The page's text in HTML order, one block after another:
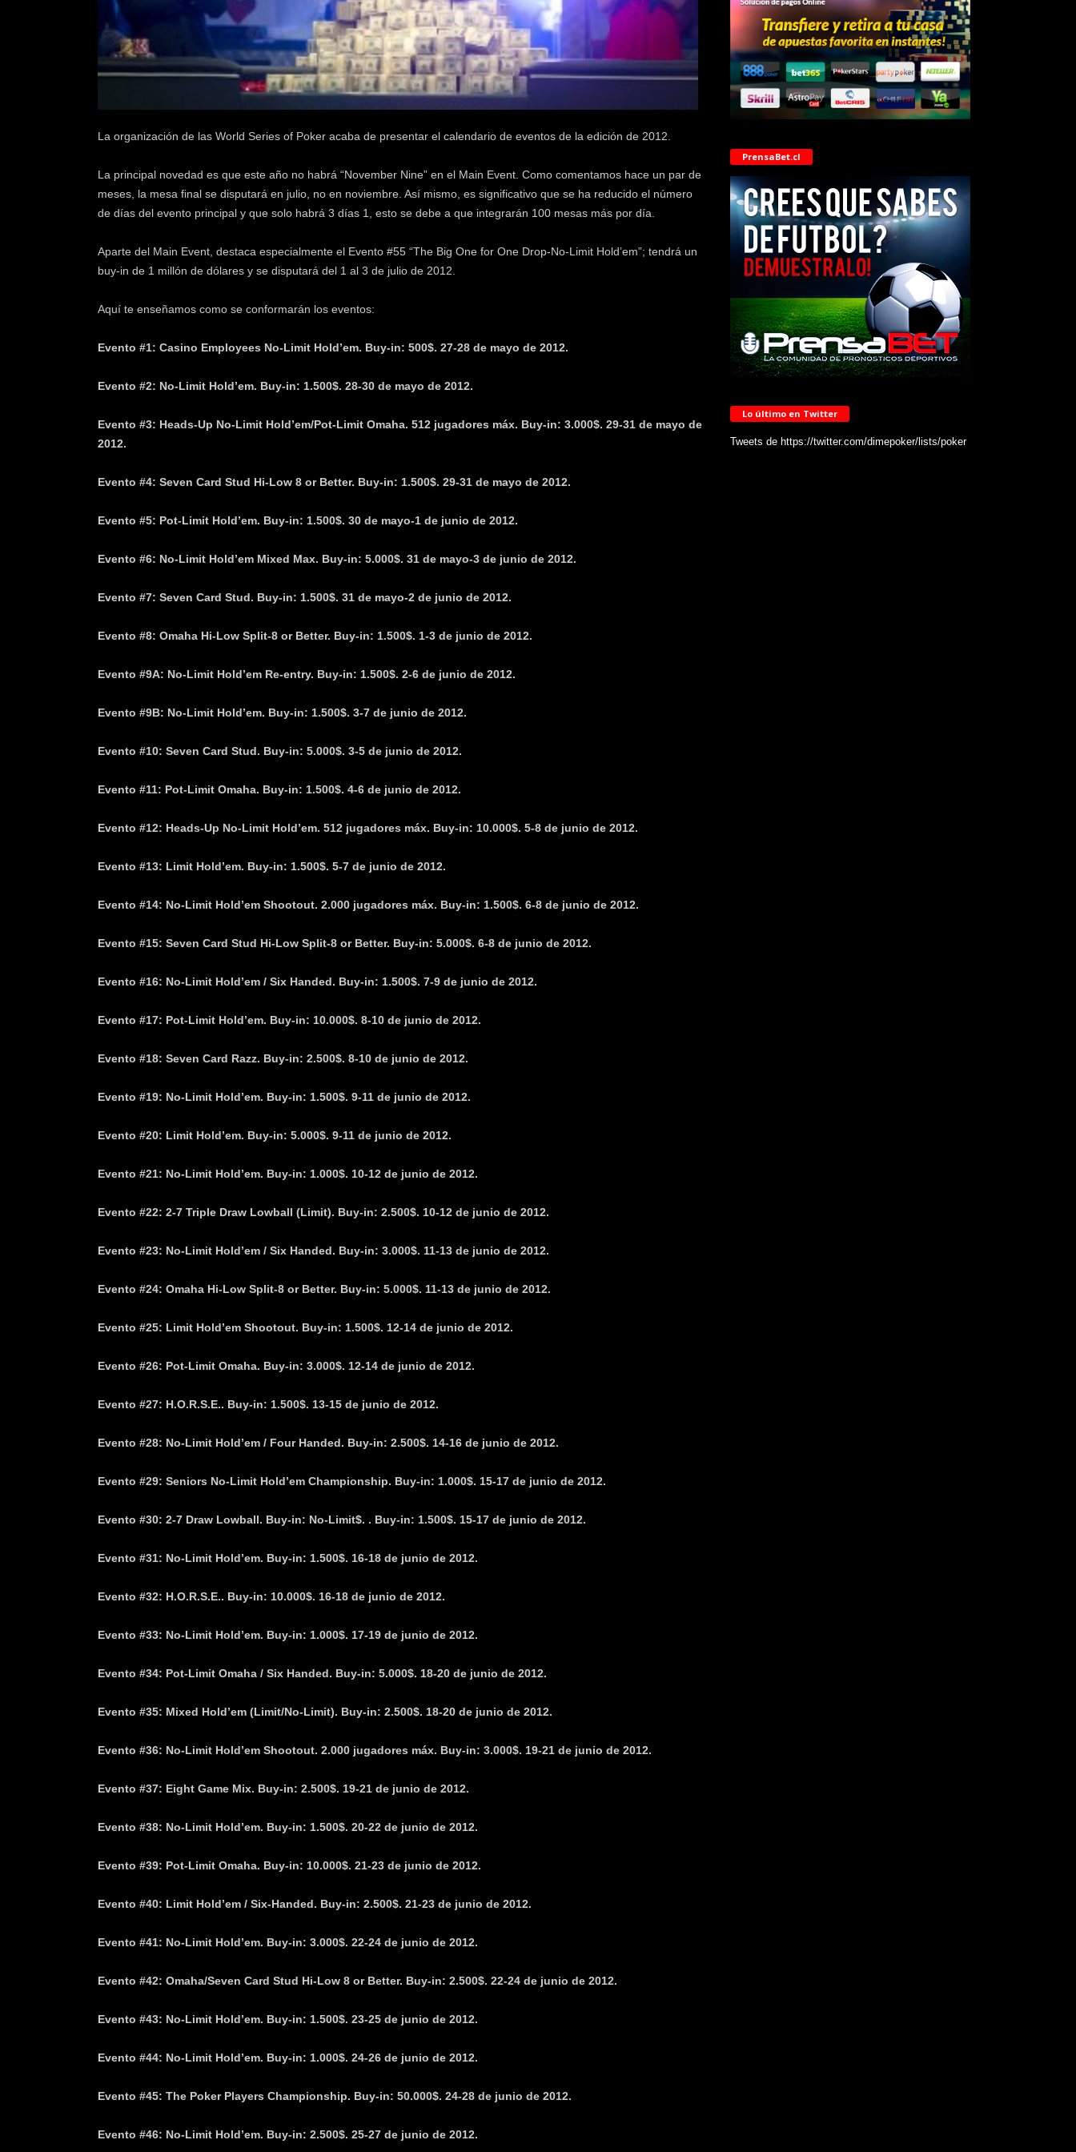
r
.
c
La organización de las World Series of Poker acaba de presentar el calendario de eventos de la edición de 2012.
La principal novedad es que este año no habrá “November Nine” en el Main Event. Como comentamos hace un par de
meses, la mesa final se disputará en julio, no en noviembre. Así mismo, es significativo que se ha reducido el número
de días del evento principal y que solo habrá 3 días 1, esto se debe a que integrarán 100 mesas más por día.
Aparte del Main Event, destaca especialmente el Evento #55 “The Big One for One Drop-No-Limit Hold’em”; tendrá un
buy-in de 1 millón de dólares y se disputará del 1 al 3 de julio de 2012.
Aquí te enseñamos como se conformarán los eventos:
Evento #1: Casino Employees No-Limit Hold’em. Buy-in: 500$. 27-28 de mayo de 2012.
Evento #2: No-Limit Hold’em. Buy-in: 1.500$. 28-30 de mayo de 2012.
Evento #3: Heads-Up No-Limit Hold’em/Pot-Limit Omaha. 512 jugadores máx. Buy-in: 3.000$. 29-31 de mayo de
2012.
Evento #4: Seven Card Stud Hi-Low 8 or Better. Buy-in: 1.500$. 29-31 de mayo de 2012.
Evento #5: Pot-Limit Hold’em. Buy-in: 1.500$. 30 de mayo-1 de junio de 2012.
Evento #6: No-Limit Hold’em Mixed Max. Buy-in: 5.000$. 31 de mayo-3 de junio de 2012.
Evento #7: Seven Card Stud. Buy-in: 1.500$. 31 de mayo-2 de junio de 2012.
Evento #8: Omaha Hi-Low Split-8 or Better. Buy-in: 1.500$. 1-3 de junio de 2012.
Evento #9A: No-Limit Hold’em Re-entry. Buy-in: 1.500$. 2-6 de junio de 2012.
Evento #9B: No-Limit Hold’em. Buy-in: 1.500$. 3-7 de junio de 2012.
Evento #10: Seven Card Stud. Buy-in: 5.000$. 3-5 de junio de 2012.
Evento #11: Pot-Limit Omaha. Buy-in: 1.500$. 4-6 de junio de 2012.
Evento #12: Heads-Up No-Limit Hold’em. 512 jugadores máx. Buy-in: 10.000$. 5-8 de junio de 2012.
Evento #13: Limit Hold’em. Buy-in: 1.500$. 5-7 de junio de 2012.
Evento #14: No-Limit Hold’em Shootout. 2.000 jugadores máx. Buy-in: 1.500$. 6-8 de junio de 2012.
Evento #15: Seven Card Stud Hi-Low Split-8 or Better. Buy-in: 5.000$. 6-8 de junio de 2012.
Evento #16: No-Limit Hold’em / Six Handed. Buy-in: 1.500$. 7-9 de junio de 2012.
Evento #17: Pot-Limit Hold’em. Buy-in: 10.000$. 8-10 de junio de 2012.
Evento #18: Seven Card Razz. Buy-in: 2.500$. 8-10 de junio de 2012.
Evento #19: No-Limit Hold’em. Buy-in: 1.500$. 9-11 de junio de 2012.
Evento #20: Limit Hold’em. Buy-in: 5.000$. 9-11 de junio de 2012.
Evento #21: No-Limit Hold’em. Buy-in: 1.000$. 10-12 de junio de 2012.
Evento #22: 2-7 Triple Draw Lowball (Limit). Buy-in: 2.500$. 10-12 de junio de 2012.
Evento #23: No-Limit Hold’em / Six Handed. Buy-in: 3.000$. 11-13 de junio de 2012.
Evento #24: Omaha Hi-Low Split-8 or Better. Buy-in: 5.000$. 11-13 de junio de 2012.
Evento #25: Limit Hold’em Shootout. Buy-in: 1.500$. 12-14 de junio de 2012.
Evento #26: Pot-Limit Omaha. Buy-in: 3.000$. 12-14 de junio de 2012.
Evento #27: H.O.R.S.E.. Buy-in: 1.500$. 13-15 de junio de 2012.
Evento #28: No-Limit Hold’em / Four Handed. Buy-in: 2.500$. 14-16 de junio de 2012.
Evento #29: Seniors No-Limit Hold’em Championship. Buy-in: 1.000$. 15-17 de junio de 2012.
Evento #30: 2-7 Draw Lowball. Buy-in: No-Limit$. . Buy-in: 1.500$. 15-17 de junio de 2012.
Evento #31: No-Limit Hold’em. Buy-in: 1.500$. 16-18 de junio de 2012.
Evento #32: H.O.R.S.E.. Buy-in: 10.000$. 16-18 de junio de 2012.
Evento #33: No-Limit Hold’em. Buy-in: 1.000$. 17-19 de junio de 2012.
Evento #34: Pot-Limit Omaha / Six Handed. Buy-in: 5.000$. 18-20 de junio de 2012.
Evento #35: Mixed Hold’em (Limit/No-Limit). Buy-in: 2.500$. 18-20 de junio de 2012.
Evento #36: No-Limit Hold’em Shootout. 2.000 jugadores máx. Buy-in: 3.000$. 19-21 de junio de 2012.
Evento #37: Eight Game Mix. Buy-in: 2.500$. 19-21 de junio de 2012.
Evento #38: No-Limit Hold’em. Buy-in: 1.500$. 20-22 de junio de 2012.
Evento #39: Pot-Limit Omaha. Buy-in: 10.000$. 21-23 de junio de 2012.
Evento #40: Limit Hold’em / Six-Handed. Buy-in: 2.500$. 21-23 de junio de 2012.
Evento #41: No-Limit Hold’em. Buy-in: 3.000$. 22-24 de junio de 2012.
Evento #42: Omaha/Seven Card Stud Hi-Low 8 or Better. Buy-in: 2.500$. 22-24 de junio de 2012.
Evento #43: No-Limit Hold’em. Buy-in: 1.500$. 23-25 de junio de 2012.
Evento #44: No-Limit Hold’em. Buy-in: 1.000$. 24-26 de junio de 2012.
Evento #45: The Poker Players Championship. Buy-in: 50.000$. 24-28 de junio de 2012.
Evento #46: No-Limit Hold’em. Buy-in: 2.500$. 25-27 de junio de 2012.
PrensaBet.cl
Lo último en Twitter
Tweets de https://twitter.com/dimepoker/lists/poker